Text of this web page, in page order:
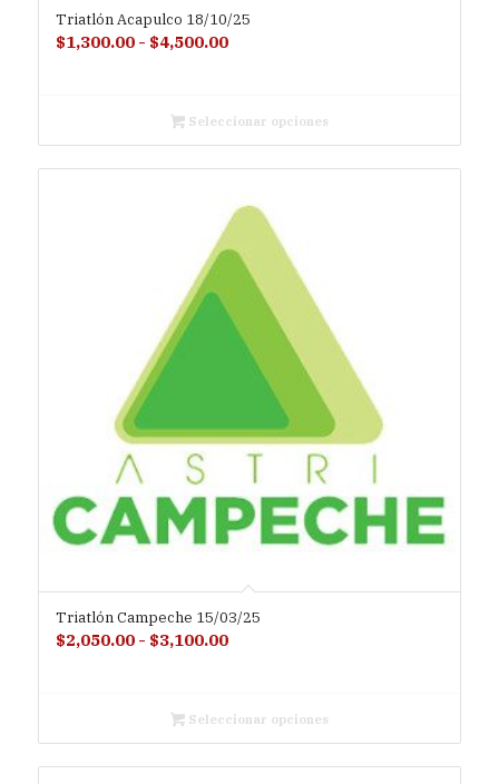
Triatlón Acapulco 18/10/25
$1,300.00 - $4,500.00Rango
desde
$1,300.00
hasta
$4,500.00
Seleccionar opciones
Triatlón Campeche 15/03/25
$2,050.00 - $3,100.00Rango
desde
$2,050.00
hasta
Seleccionar opciones